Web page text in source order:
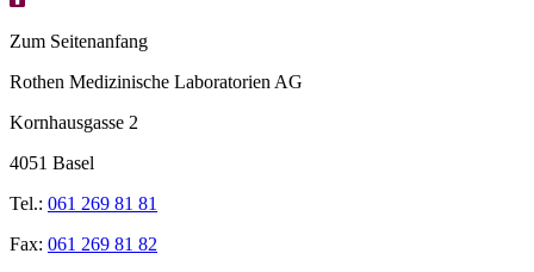
Zum Seitenanfang
Rothen Medizinische Laboratorien AG
Kornhausgasse 2
4051 Basel
Tel.: 061 269 81 81
Fax: 061 269 81 82